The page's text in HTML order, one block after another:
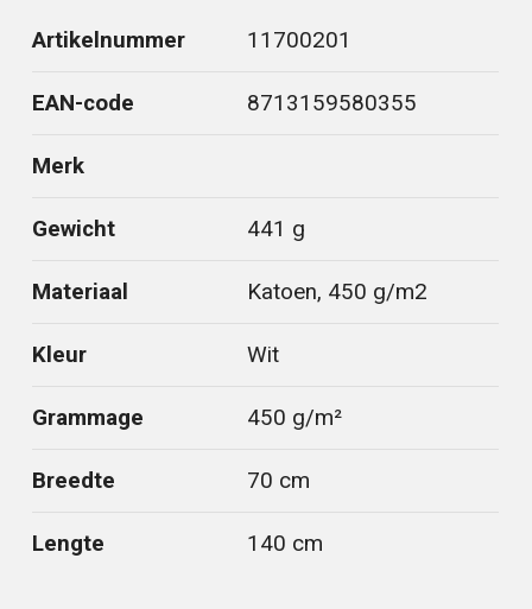
Artikelnummer 11700201
EAN-code 8713159580355
Merk
Gewicht 441 g
Materiaal Katoen, 450 g/m2
Kleur Wit
Grammage 450 g/m²
Breedte 70 cm
Lengte 140 cm